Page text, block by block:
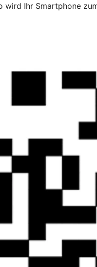
Ihr Smartphone